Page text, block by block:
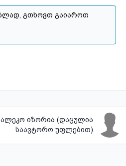
ალეკო იზორია (დაცულია
საავტორო უფლებით)